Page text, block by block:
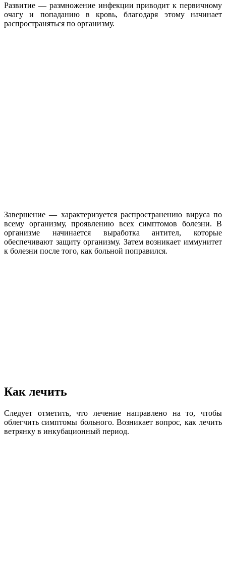
Развитие — размножение инфекции приводит к первичному
очагу и попаданию в кровь, благодаря этому начинает
распространяться по организму.
Завершение — характеризуется распространению вируса по
всему организму, проявлению всех симптомов болезни. В
организме начинается выработка антител, которые
обеспечивают защиту организму. Затем возникает иммунитет
к болезни после того, как больной поправился.
Как лечить
Следует отметить, что лечение направлено на то, чтобы
облегчить симптомы больного. Возникает вопрос, как лечить
ветрянку в инкубационный период.